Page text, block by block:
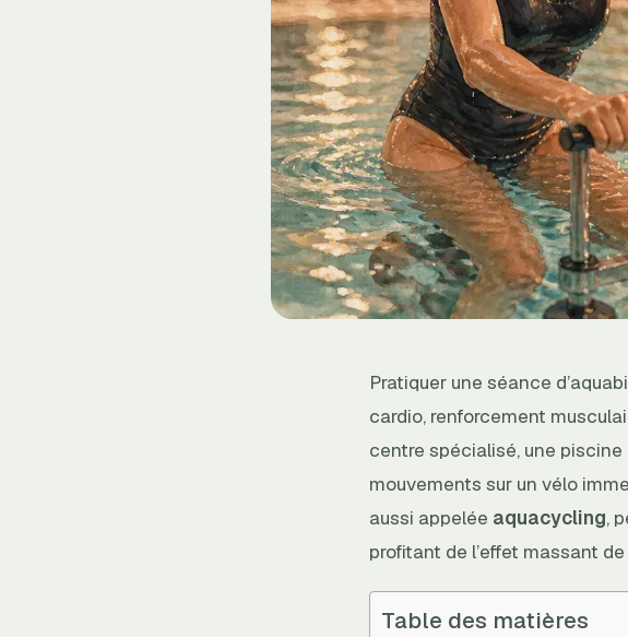
Pratiquer une séance
cardio, renforcement
centre spécialisé, une
mouvements sur un vélo
aussi appelée aquacycling,
profitant de l’effet massant de
Table des matières